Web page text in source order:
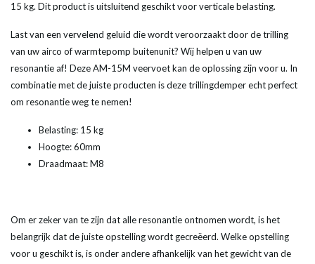
15 kg. Dit product is uitsluitend geschikt voor verticale belasting.
Last van een vervelend geluid die wordt veroorzaakt door de trilling
van uw airco of warmtepomp buitenunit? Wij helpen u van uw
resonantie af! Deze AM-15M veervoet kan de oplossing zijn voor u. In
combinatie met de juiste producten is deze trillingdemper echt perfect
om resonantie weg te nemen!
Belasting: 15 kg
Hoogte: 60mm
Draadmaat: M8
Om er zeker van te zijn dat alle resonantie ontnomen wordt, is het
belangrijk dat de juiste opstelling wordt gecreëerd. Welke opstelling
voor u geschikt is, is onder andere afhankelijk van het gewicht van de